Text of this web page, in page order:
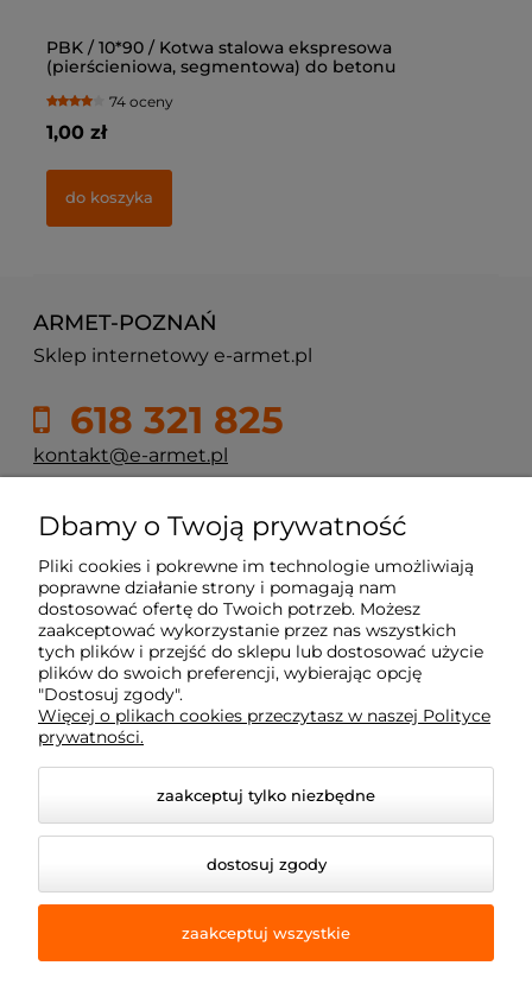
PBK / 10*90 / Kotwa stalowa ekspresowa
(pierścieniowa, segmentowa) do betonu
74 oceny
1,00 zł
do koszyka
ARMET-POZNAŃ
Sklep internetowy e-armet.pl
618 321 825
kontakt@e-armet.pl
ul. Reglowa 13
60-113 Poznań
Moje konto
Płatność i dostawa
Dojazd z okolic
© 2026 e-armet.pl. Wszelkie prawa zastrzeżone.
Dbamy o Twoją prywatność
Pliki cookies i pokrewne im technologie umożliwiają
poprawne działanie strony i pomagają nam
dostosować ofertę do Twoich potrzeb. Możesz
zaakceptować wykorzystanie przez nas wszystkich
tych plików i przejść do sklepu lub dostosować użycie
plików do swoich preferencji, wybierając opcję
"Dostosuj zgody".
Więcej o plikach cookies przeczytasz w naszej Polityce
prywatności.
zaakceptuj tylko niezbędne
dostosuj zgody
zaakceptuj wszystkie